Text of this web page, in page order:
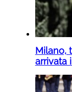
Milano,
arrivata